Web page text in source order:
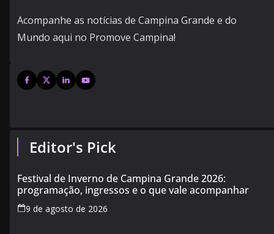
Acompanhe as notícias de Campina Grande e do
Mundo aqui no Promove Campina!
Editor's Pick
Festival de Inverno de Campina Grande 2026:
programação, ingressos e o que vale acompanhar
9 de agosto de 2026